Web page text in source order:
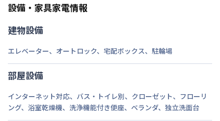
法人契約の場合、通常延長は7日前までにご連絡いた
だければ、1日単位でのご延長が可能でざいます。
（ご延長が14日未満の場合は、そこで契約終了とさ
せていただきます。）
途中の解約も7日前までにご連絡いただければ、多く
いただいている料金は日割りでご返金いたします。
・個人契約の場合、期間確定の契約となります。ご延
長（再契約）の希望に添えない場合がございます。
設備・家具家電情報
建物設備
エレベーター、 オートロック、 宅配ボックス、 駐輪場
部屋設備
インターネット対応、 バス・トイレ別、 クローゼット、 フローリ
ング、 浴室乾燥機、 洗浄機能付き便座、 ベランダ、 独立洗面台